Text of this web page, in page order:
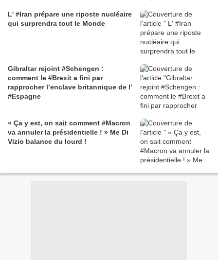
L' #Iran prépare une riposte nucléaire
qui surprendra tout le Monde
Gibraltar rejoint #Schengen :
comment le #Brexit a fini par
rapprocher l’enclave britannique de l’
#Espagne
« Ça y est, on sait comment #Macron
va annuler la présidentielle ! » Me Di
Vizio balance du lourd !